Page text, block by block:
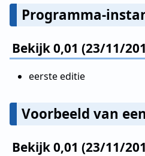
Programma-
Bekijk 0,01 (23/11/
eerste editie
Voorbeeld van
Bekijk 0,01 (23/11/